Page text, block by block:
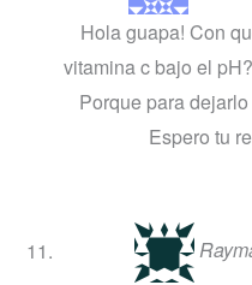
Hola guapa! Con
vitamina c bajo el
Porque para
Espero tu